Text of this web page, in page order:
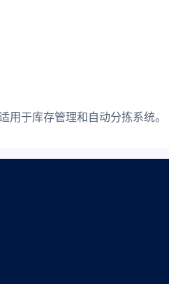
用于库存管理和自动分拣系统。